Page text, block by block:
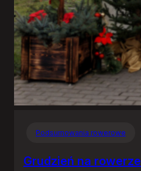
Podsumowania rowerowe
Grudzień na rowerze